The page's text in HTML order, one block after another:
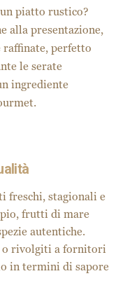
piatto rustico?
alla presentazione,
raffinate, perfetto
le serate
ingrediente
freschi, stagionali e
frutti di mare
autentiche.
o rivolgiti a fornitori
in termini di sapore